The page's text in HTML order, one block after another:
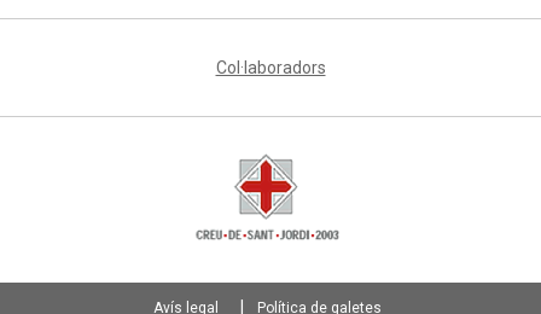
Col·laboradors
Avís legal Política de galetes